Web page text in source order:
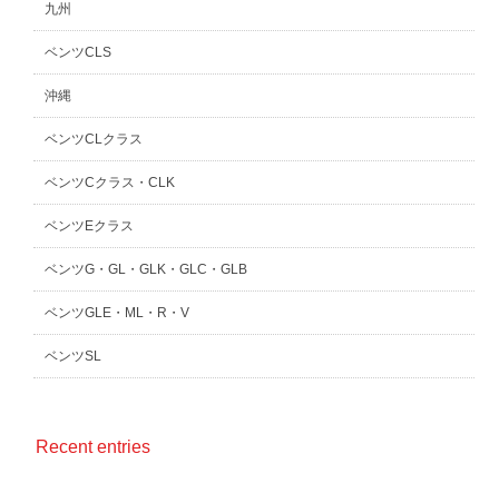
九州
ベンツCLS
沖縄
ベンツCLクラス
ベンツCクラス・CLK
ベンツEクラス
ベンツG・GL・GLK・GLC・GLB
ベンツGLE・ML・R・V
ベンツSL
Recent entries